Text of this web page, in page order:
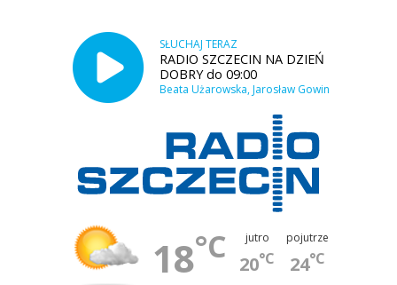
SŁUCHAJ TERAZ
RADIO SZCZECIN NA DZIEŃ
DOBRY do 09:00
Beata Użarowska, Jarosław Gowin
18°C jutro
20°C
pojutrze
24°C